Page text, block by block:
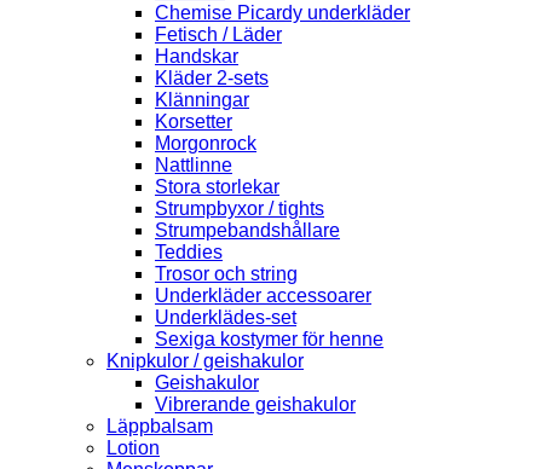
Chemise Picardy underkläder
Fetisch / Läder
Handskar
Kläder 2-sets
Klänningar
Korsetter
Morgonrock
Nattlinne
Stora storlekar
Strumpbyxor / tights
Strumpebandshållare
Teddies
Trosor och string
Underkläder accessoarer
Underklädes-set
Sexiga kostymer för henne
Knipkulor / geishakulor
Geishakulor
Vibrerande geishakulor
Läppbalsam
Lotion